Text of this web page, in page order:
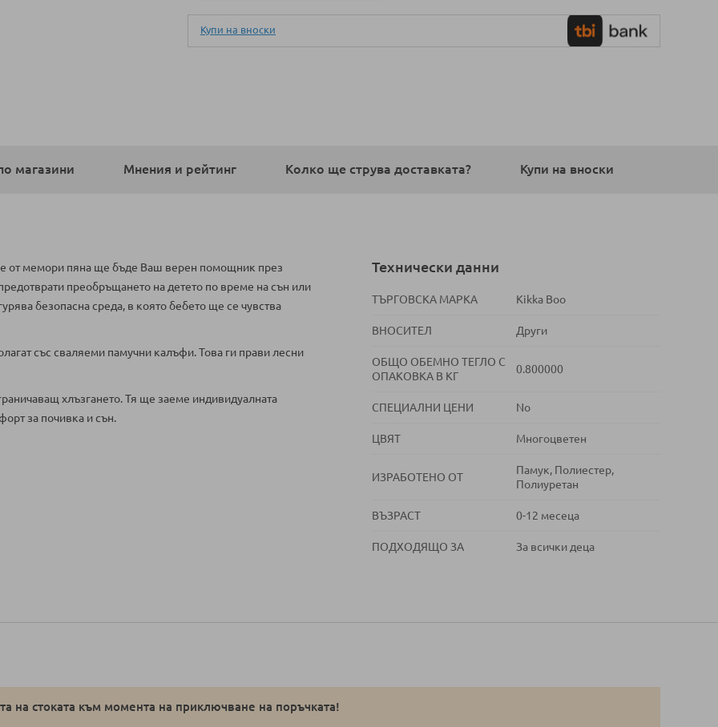
Купи на вноски
магазини Мнения и рейтинг Колко ще струва доставката? Купи на вноски
от мемори пяна ще бъде Ваш верен помощник през
преобръщането на детето по време на сън или
безопасна среда, в която бебето ще се чувства
със сваляеми памучни калъфи. Това ги прави лесни
хлъзгането. Тя ще заеме индивидуалната
за почивка и сън.
Технически данни
ТЪРГОВСКА МАРКА Kikka Boo
ВНОСИТЕЛ Други
ОБЩО ОБЕМНО ТЕГЛО С
ОПАКОВКА В КГ
0.800000
СПЕЦИАЛНИ ЦЕНИ No
ЦВЯТ Многоцветен
ИЗРАБОТЕНО ОТ
Памук, Полиестер,
Полиуретан
ВЪЗРАСТ 0-12 месеца
ПОДХОДЯЩО ЗА За всички деца
на стоката към момента на приключване на поръчката!